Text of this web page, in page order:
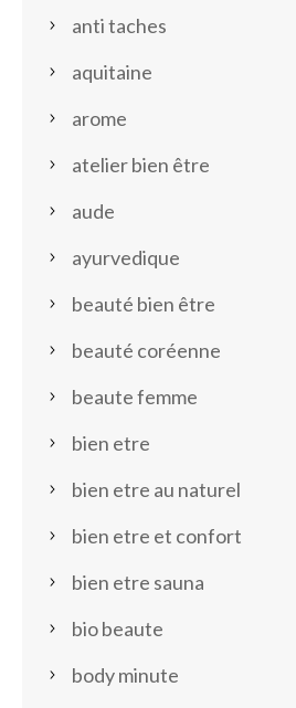
anti taches
aquitaine
arome
atelier bien être
aude
ayurvedique
beauté bien être
beauté coréenne
beaute femme
bien etre
bien etre au naturel
bien etre et confort
bien etre sauna
bio beaute
body minute